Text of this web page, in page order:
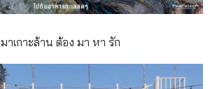
มาเกาะล้าน ต้อง มา หา รัก